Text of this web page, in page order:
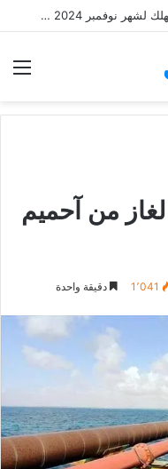
انخفاض المؤشر الوطني لأسعار المستهلك لشهر نوفمبر 2024 ب 1%
من آحميم
1٬041 دقيقة واحدة